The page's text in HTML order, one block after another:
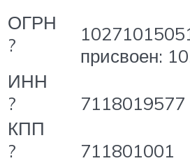
ОГРН
?
присвоен:
ИНН
?
7118019577
КПП
?
711801001